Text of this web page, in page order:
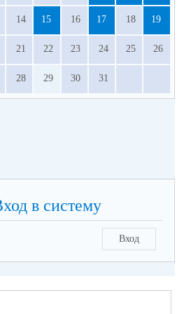
14 15 16 17 18 19
21 22 23 24 25 26
28 29 30 31
в систему
Вход